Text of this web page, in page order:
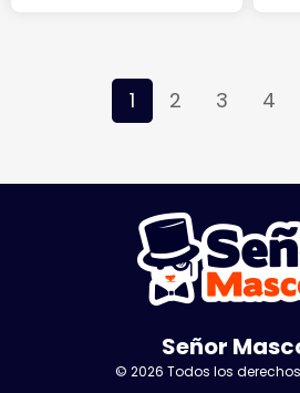
1 2 3 4
Señor
© 2026 Todos los